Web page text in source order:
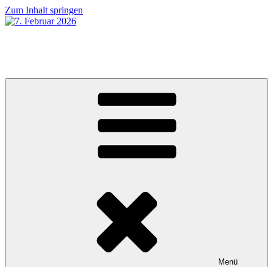
Zum Inhalt springen
Menü